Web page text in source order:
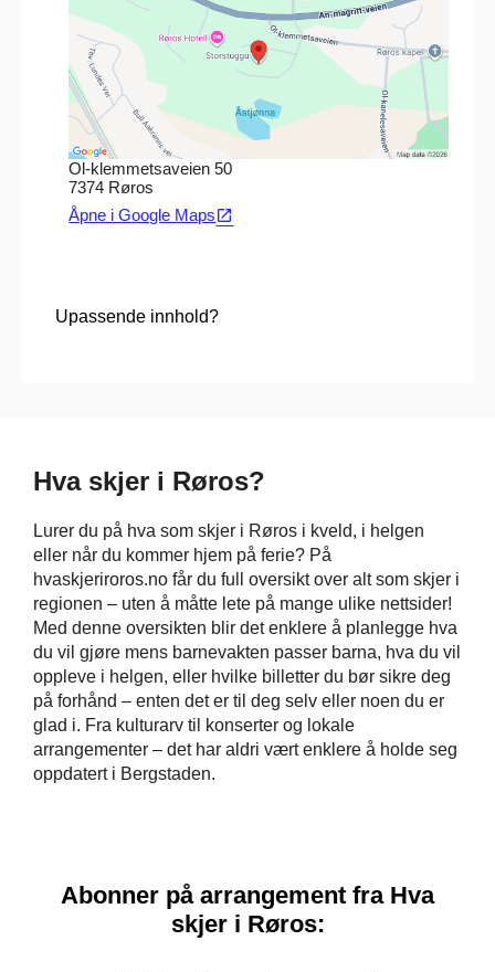
Ol-klemmetsaveien 50
7374 Røros
Åpne i Google Mapsopen_in_new
Upassende innhold?
Hva skjer i Røros?
Lurer du på hva som skjer i Røros i kveld, i helgen
eller når du kommer hjem på ferie? På
hvaskjeriroros.no får du full oversikt over alt som skjer i
regionen – uten å måtte lete på mange ulike nettsider!
Med denne oversikten blir det enklere å planlegge hva
du vil gjøre mens barnevakten passer barna, hva du vil
oppleve i helgen, eller hvilke billetter du bør sikre deg
på forhånd – enten det er til deg selv eller noen du er
glad i. Fra kulturarv til konserter og lokale
arrangementer – det har aldri vært enklere å holde seg
oppdatert i Bergstaden.
Abonner på arrangement fra Hva
skjer i Røros: